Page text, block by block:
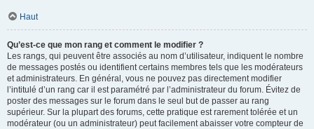
Haut
Qu’est-ce que mon rang et comment le modifier ?
Les rangs, qui peuvent être associés au nom d’utilisateur, indiquent le nombre
de messages postés ou identifient certains membres tels que les modérateurs
et administrateurs. En général, vous ne pouvez pas directement modifier
l’intitulé d’un rang car il est paramétré par l’administrateur du forum. Évitez de
poster des messages sur le forum dans le seul but de passer au rang
supérieur. Sur la plupart des forums, cette pratique est rarement tolérée et un
modérateur (ou un administrateur) peut facilement abaisser votre compteur de